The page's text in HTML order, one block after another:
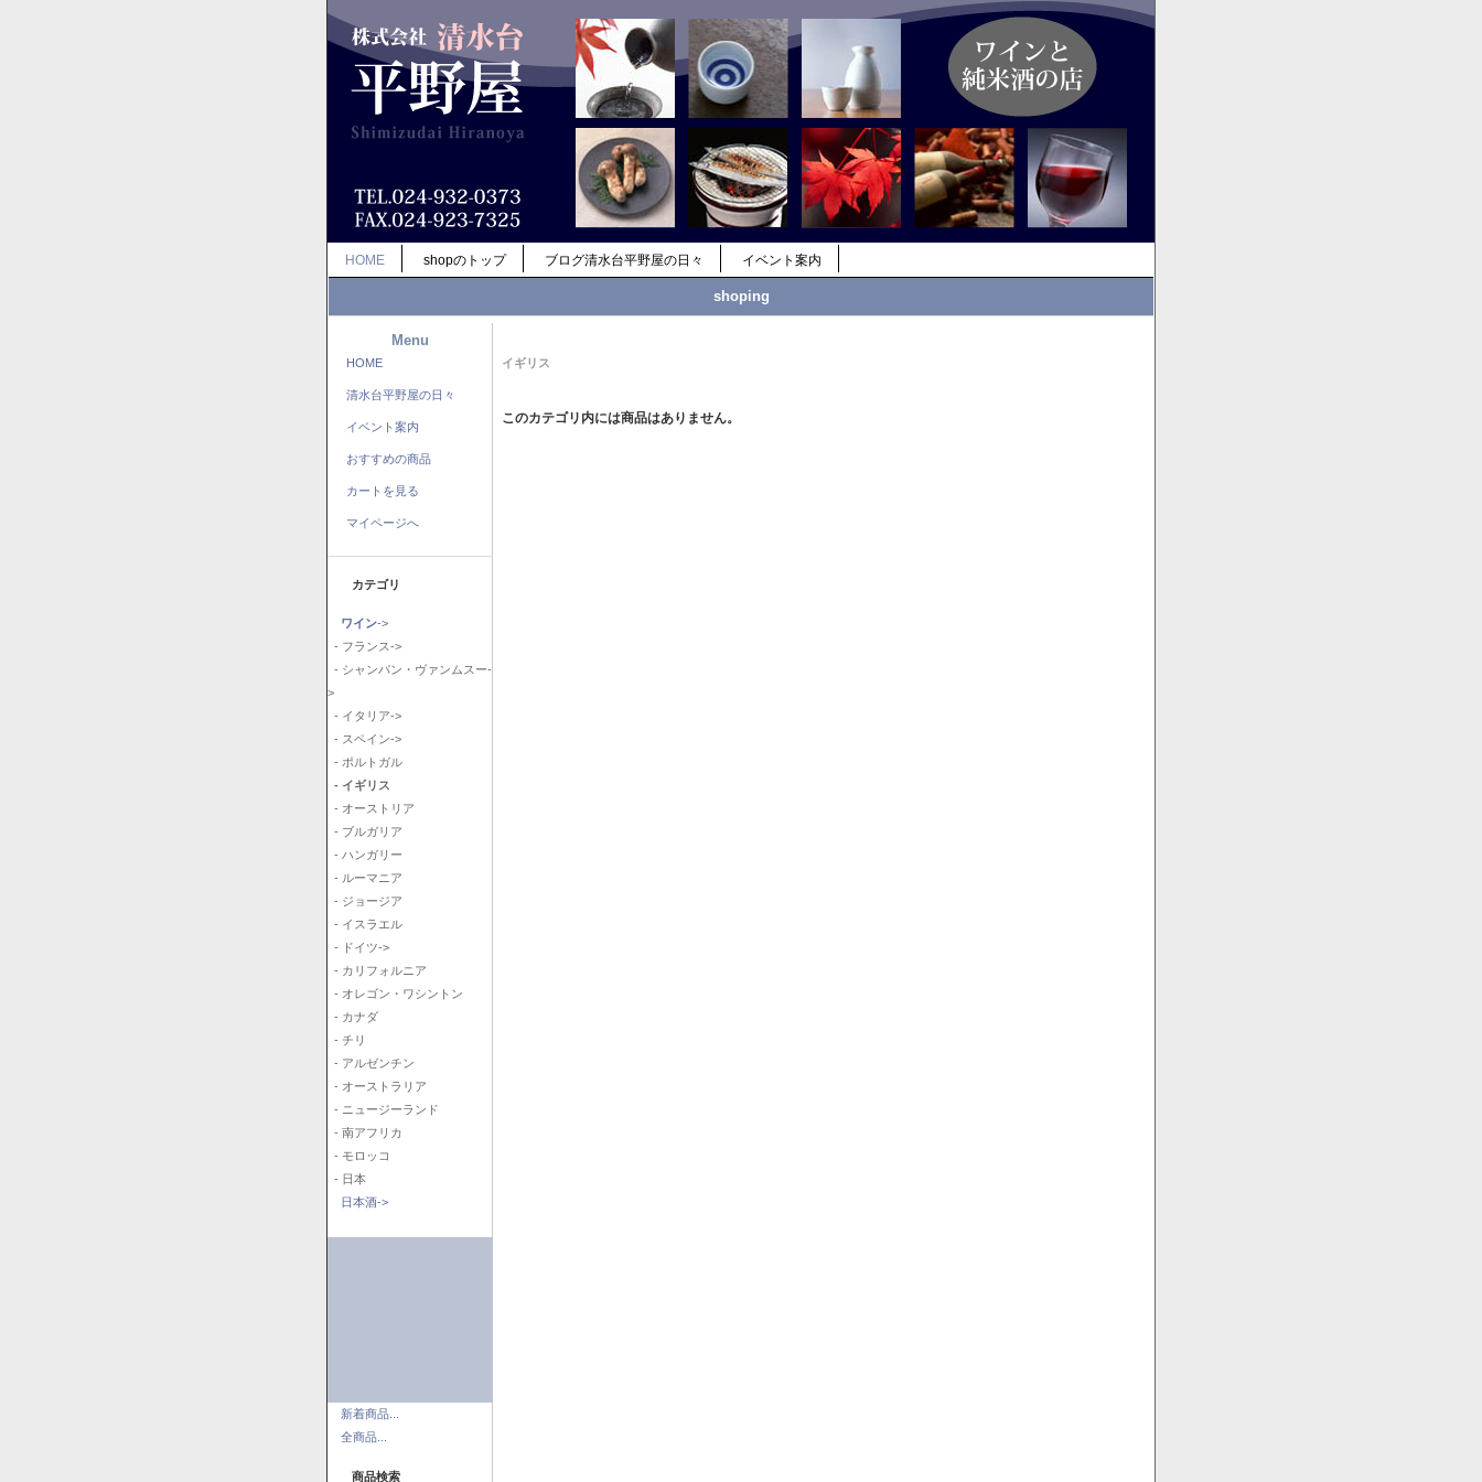
HOME shopのトップ ブログ清水台平野屋の日々 イベント案内
shoping
Menu
HOME
清水台平野屋の日々
イベント案内
おすすめの商品
カートを見る
マイページへ
カテゴリ
ワイン->
- フランス->
- シャンパン・ヴァンムスー-
>
- イタリア->
- スペイン->
- ポルトガル
- イギリス
- オーストリア
- ブルガリア
- ハンガリー
- ルーマニア
- ジョージア
- イスラエル
- ドイツ->
- カリフォルニア
- オレゴン・ワシントン
- カナダ
- チリ
- アルゼンチン
- オーストラリア
- ニュージーランド
- 南アフリカ
- モロッコ
- 日本
日本酒->
新着商品...
全商品...
商品検索
イギリス
このカテゴリ内には商品はありません。